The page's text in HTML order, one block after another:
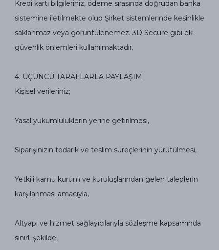
Kredi kartı bilgileriniz, ödeme sırasında doğrudan banka
sistemine iletilmekte olup Şirket sistemlerinde kesinlikle
saklanmaz veya görüntülenemez. 3D Secure gibi ek
güvenlik önlemleri kullanılmaktadır.
4.⁠ ⁠ÜÇÜNCÜ TARAFLARLA PAYLAŞIM
Kişisel verileriniz;
Yasal yükümlülüklerin yerine getirilmesi,
Siparişinizin tedarik ve teslim süreçlerinin yürütülmesi,
Yetkili kamu kurum ve kuruluşlarından gelen taleplerin
karşılanması amacıyla,
Altyapı ve hizmet sağlayıcılarıyla sözleşme kapsamında
sınırlı şekilde,